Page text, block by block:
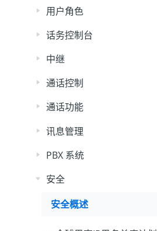
用户角色
话务控制台
中继
通话控制
通话功能
讯息管理
PBX 系统
安全
安全概述